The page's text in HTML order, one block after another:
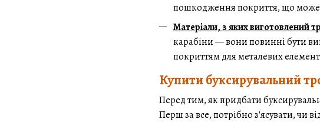
пошкодження покриття, що може
Матеріали, з яких виготовлений
карабіни — вони повинні бути
покриттям для металевих
Купити буксирувальний
Перед тим, як придбати
Перш за все, потрібно з'ясувати, чи